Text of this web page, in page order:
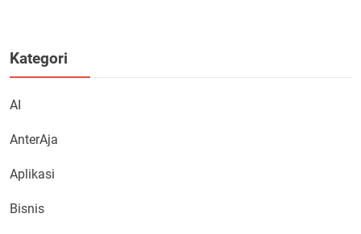
Kategori
AI
AnterAja
Aplikasi
Bisnis